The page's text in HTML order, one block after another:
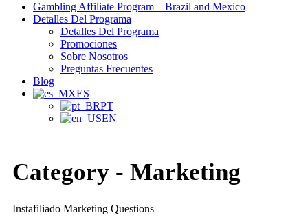
Gambling Affiliate Program – Brazil and Mexico
Detalles Del Programa
Detalles Del Programa
Promociones
Sobre Nosotros
Preguntas Frecuentes
Blog
ES
PT
EN
Category - Marketing
Instafiliado Marketing Questions